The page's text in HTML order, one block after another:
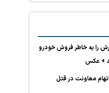
را به خاطر فروش خودرو
+ عکس
معاونت در قتل